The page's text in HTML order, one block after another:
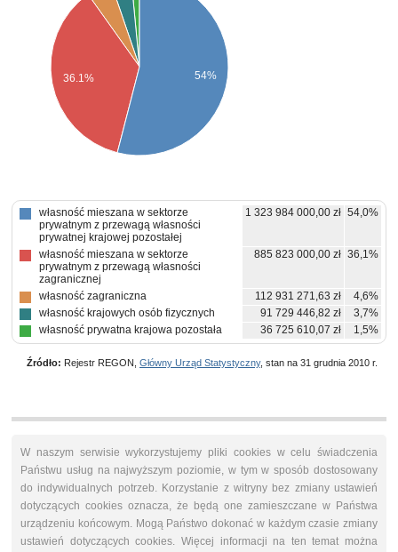
36.1% 54%
własność mieszana w sektorze
prywatnym z przewagą własności
prywatnej krajowej pozostałej
1 323 984 000,00 zł 54,0%
własność mieszana w sektorze
prywatnym z przewagą własności
zagranicznej
885 823 000,00 zł 36,1%
własność zagraniczna 112 931 271,63 zł
4,6%
własność krajowych osób fizycznych
91 729 446,82 zł
3,7%
własność prywatna krajowa pozostała
36 725 610,07 zł 1,5%
Źródło: Rejestr REGON, Główny Urząd Statystyczny, stan na 31 grudnia 2010 r.
W naszym serwisie wykorzystujemy pliki cookies w celu świadczenia
Państwu usług na najwyższym poziomie, w tym w sposób dostosowany
do indywidualnych potrzeb. Korzystanie z witryny bez zmiany ustawień
dotyczących cookies oznacza, że będą one zamieszczane w Państwa
urządzeniu końcowym. Mogą Państwo dokonać w każdym czasie zmiany
ustawień dotyczących cookies. Więcej informacji na ten temat można